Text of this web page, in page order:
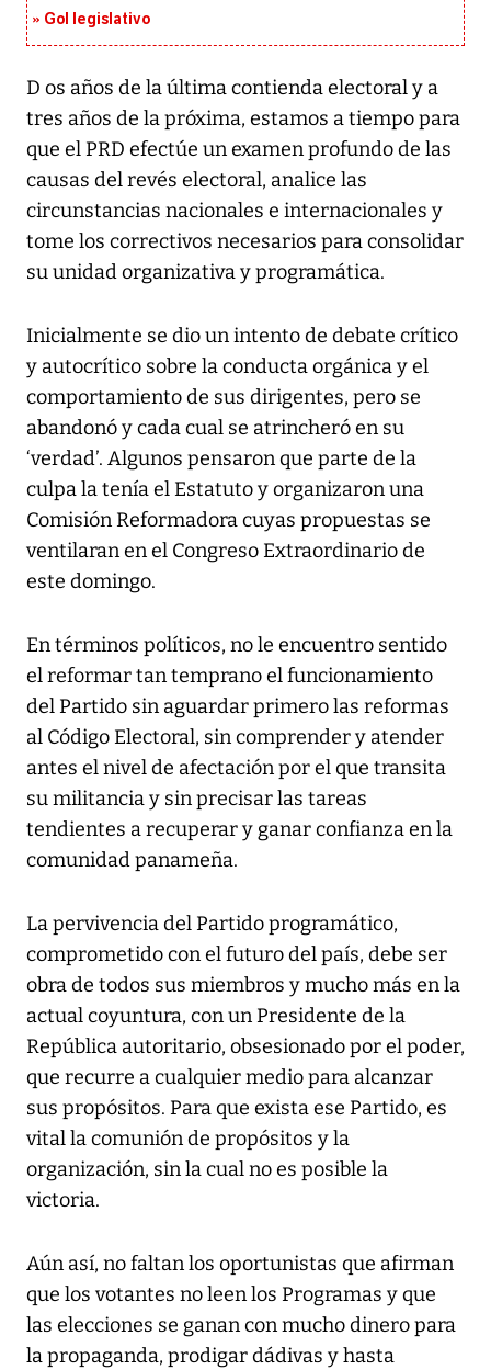
Gol legislativo
D os años de la última contienda electoral y a
tres años de la próxima, estamos a tiempo para
que el PRD efectúe un examen profundo de las
causas del revés electoral, analice las
circunstancias nacionales e internacionales y
tome los correctivos necesarios para consolidar
su unidad organizativa y programática.
Inicialmente se dio un intento de debate crítico
y autocrítico sobre la conducta orgánica y el
comportamiento de sus dirigentes, pero se
abandonó y cada cual se atrincheró en su
‘verdad’. Algunos pensaron que parte de la
culpa la tenía el Estatuto y organizaron una
Comisión Reformadora cuyas propuestas se
ventilaran en el Congreso Extraordinario de
este domingo.
En términos políticos, no le encuentro sentido
el reformar tan temprano el funcionamiento
del Partido sin aguardar primero las reformas
al Código Electoral, sin comprender y atender
antes el nivel de afectación por el que transita
su militancia y sin precisar las tareas
tendientes a recuperar y ganar confianza en la
comunidad panameña.
La pervivencia del Partido programático,
comprometido con el futuro del país, debe ser
obra de todos sus miembros y mucho más en la
actual coyuntura, con un Presidente de la
República autoritario, obsesionado por el poder,
que recurre a cualquier medio para alcanzar
sus propósitos. Para que exista ese Partido, es
vital la comunión de propósitos y la
organización, sin la cual no es posible la
victoria.
Aún así, no faltan los oportunistas que afirman
que los votantes no leen los Programas y que
las elecciones se ganan con mucho dinero para
la propaganda, prodigar dádivas y hasta